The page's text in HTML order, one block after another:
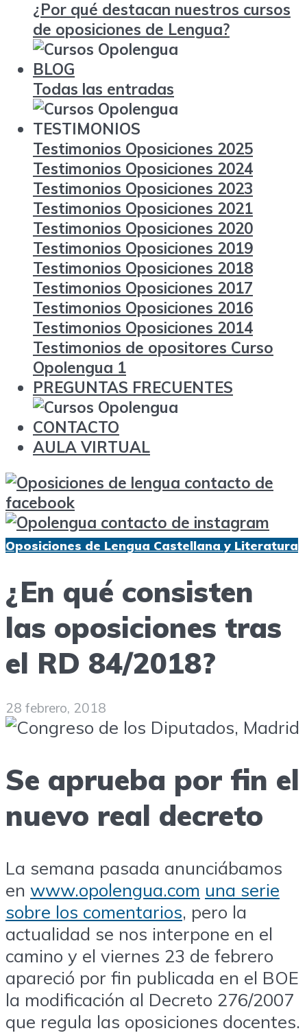
¿Por qué destacan nuestros cursos
de oposiciones de Lengua?
BLOG
Todas las entradas
TESTIMONIOS
Testimonios Oposiciones 2025
Testimonios Oposiciones 2024
Testimonios Oposiciones 2023
Testimonios Oposiciones 2021
Testimonios Oposiciones 2020
Testimonios Oposiciones 2019
Testimonios Oposiciones 2018
Testimonios Oposiciones 2017
Testimonios Oposiciones 2016
Testimonios Oposiciones 2014
Testimonios de opositores Curso
Opolengua 1
PREGUNTAS FRECUENTES
CONTACTO
AULA VIRTUAL
Oposiciones de Lengua Castellana y Literatura
¿En qué consisten
las oposiciones tras
el RD 84/2018?
28 febrero, 2018
Se aprueba por fin el
nuevo real decreto
La semana pasada anunciábamos
en www.opolengua.com una serie
sobre los comentarios, pero la
actualidad se nos interpone en el
camino y el viernes 23 de febrero
apareció por fin publicada en el BOE
la modificación al Decreto 276/2007
que regula las oposiciones docentes.